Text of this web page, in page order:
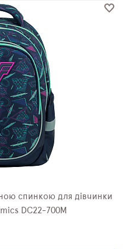
спинкою для дівчинки
DC22-700M